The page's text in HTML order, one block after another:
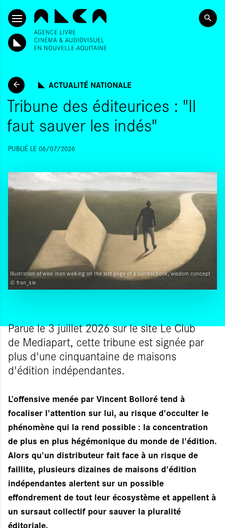
ALLER AU CONTENU PRINCIPAL
ACTUALITÉ NATIONALE
Tribune des éditeurices : "Il
faut sauver les indés"
PUBLIÉ LE 06/07/2026
Illustration of wise man walking on the last page of a surreal book, wisdom concept
© fran_kie
Parue le 3 juillet 2026 sur le site Le Club
de Mediapart, cette tribune est signée par
plus d'une cinquantaine de maisons
d'édition indépendantes.
L’offensive menée par Vincent Bolloré tend à
focaliser l'attention sur lui, au risque d'occulter le
phénomène qui la rend possible : la concentration
de plus en plus hégémonique du monde de l'édition.
Alors qu'un distributeur fait face à un risque de
faillite, plusieurs dizaines de maisons d'édition
indépendantes alertent sur un possible
effondrement de tout leur écosystème et appellent à
un sursaut collectif pour sauver la pluralité
éditoriale.